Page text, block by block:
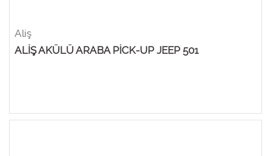
Aliş
ALİŞ AKÜLÜ ARABA PİCK-UP JEEP 501